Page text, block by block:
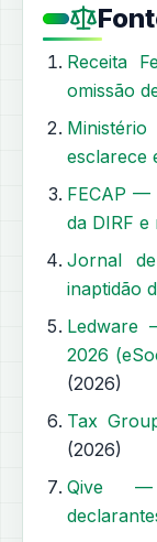
Receita
omissão
esclarece
FECAP —
da DIRF
Jornal
inaptidão
Ledware
2026
(2026)
Tax
(2026)
Qive —